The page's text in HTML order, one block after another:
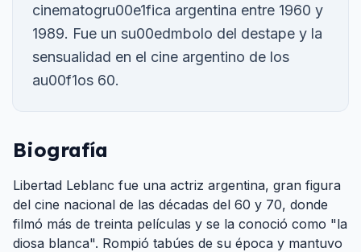
cinematogru00e1fica argentina entre 1960 y
1989. Fue un su00edmbolo del destape y la
sensualidad en el cine argentino de los
au00f1os 60.
Biografía
Libertad Leblanc fue una actriz argentina, gran figura
del cine nacional de las décadas del 60 y 70, donde
filmó más de treinta películas y se la conoció como "la
diosa blanca". Rompió tabúes de su época y mantuvo